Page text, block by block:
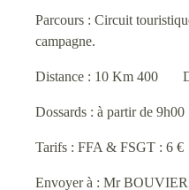
Parcours : Circuit
campagne.
Distance : 10 Km 400
Dossards : à partir de
Tarifs : FFA & FSGT : 6
Envoyer à : Mr BOUVIER